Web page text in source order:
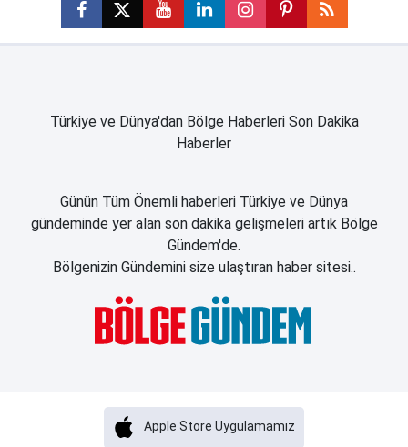
Türkiye ve Dünya'dan Bölge Haberleri Son Dakika
Haberler
Günün Tüm Önemli haberleri Türkiye ve Dünya
gündeminde yer alan son dakika gelişmeleri artık Bölge
Gündem'de.
Bölgenizin Gündemini size ulaştıran haber sitesi..
Apple Store Uygulamamız